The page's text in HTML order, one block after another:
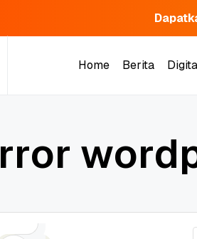
Home
Berita
rror word